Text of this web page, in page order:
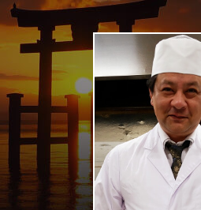
リ
ア
お
座
敷
利